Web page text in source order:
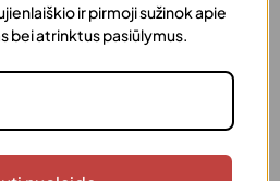
ir pirmoji sužinok apie
bei atrinktus pasiūlymus.